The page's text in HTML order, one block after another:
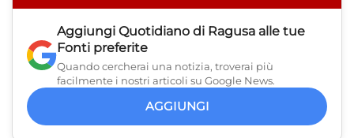
Aggiungi Quotidiano di Ragusa alle tue
Fonti preferite
Quando cercherai una notizia, troverai più
facilmente i nostri articoli su Google News.
AGGIUNGI